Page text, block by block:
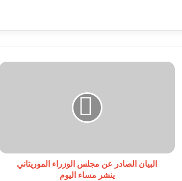
البيان
اليوم
البيان الصادر عن مجلس الوزراء الموريتاني
ينشر مساء اليوم